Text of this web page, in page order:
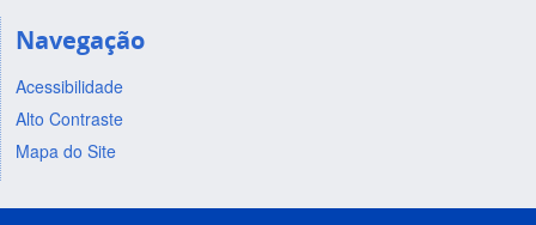
Navegação
Acessibilidade
Alto Contraste
Mapa do Site